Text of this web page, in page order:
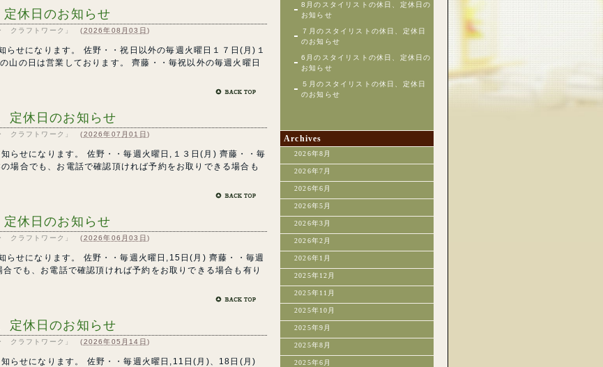
休日のお知らせ
クラフトワーク」 (2026年08月03日 )
らせになります。 佐野・・祝日以外の毎週火曜日１７日(月)１
の日は営業しております。 齊藤・・毎祝以外の毎週火曜日
定休日のお知らせ
クラフトワーク」 (2026年07月01日 )
らせになります。 佐野・・毎週火曜日,１３日(月) 齊藤・・毎
場合でも、お電話で確認頂ければ予約をお取りできる場合も
休日のお知らせ
クラフトワーク」 (2026年06月03日 )
らせになります。 佐野・・毎週火曜日,15日(月) 齊藤・・毎週
でも、お電話で確認頂ければ予約をお取りできる場合も有り
定休日のお知らせ
クラフトワーク」 (2026年05月14日 )
らせになります。 佐野・・毎週火曜日,11日(月)、18日(月)
8月のスタイリストの休日、定休日の
お知らせ
７月のスタイリストの休日、定休日
のお知らせ
6月のスタイリストの休日、定休日の
お知らせ
５月のスタイリストの休日、定休日
のお知らせ
Archives
2026年8月
2026年7月
2026年6月
2026年5月
2026年3月
2026年2月
2026年1月
2025年12月
2025年11月
2025年10月
2025年9月
2025年8月
2025年6月